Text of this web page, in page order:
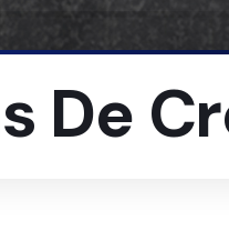
De